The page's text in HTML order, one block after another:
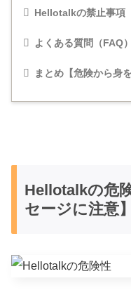
Hellotalkの禁止事項
よくある質問（FAQ）
まとめ【危険から身
Hellotalkの危
セージに注意】